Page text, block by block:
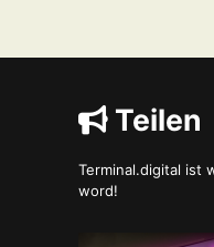
Teilen
Terminal.digital ist
word!